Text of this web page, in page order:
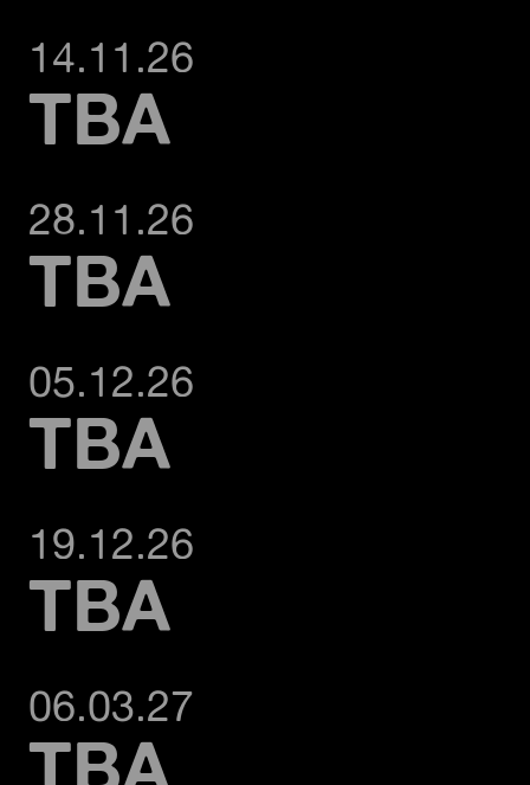
14.11.26
TBA
28.11.26
TBA
05.12.26
TBA
19.12.26
TBA
06.03.27
TBA